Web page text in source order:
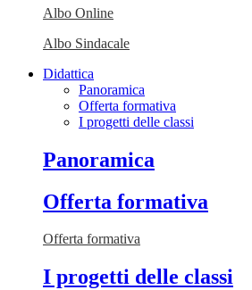
Albo Online
Albo Sindacale
Didattica
Panoramica
Offerta formativa
I progetti delle classi
Panoramica
Offerta formativa
Offerta formativa
I progetti delle classi